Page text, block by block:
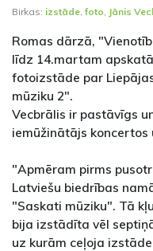
Birkas: izstāde ,foto Jānis
Romas dārzā,
līdz 14.martam
fotoizstāde par
mūziku 2".
Vecbrālis ir pastāvīgs
iemūžinātājs koncertos
"Apmēram pirms
Latviešu biedrības
"Saskati mūziku". Tā
bija izstādīta vēl
uz kurām ceļoja